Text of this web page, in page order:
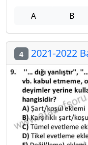
A B
4 2021-2022